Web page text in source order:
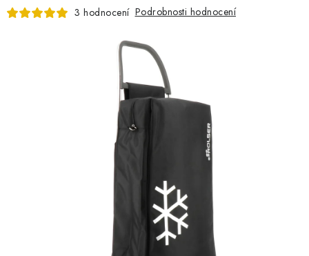
KLASICKÉ TAŠKY
Obchodní podmínky
3 hodnocení Podrobnosti hodnocení